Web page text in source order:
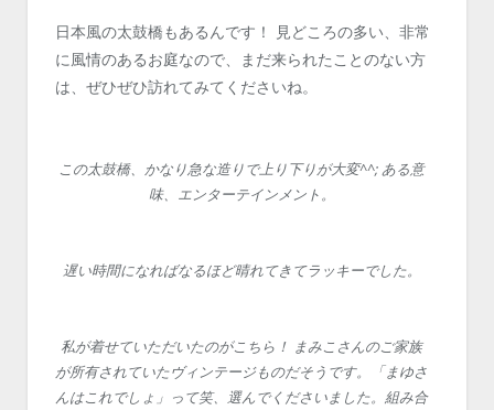
日本風の太鼓橋もあるんです！ 見どころの多い、非常
に風情のあるお庭なので、まだ来られたことのない方
は、ぜひぜひ訪れてみてくださいね。
この太鼓橋、かなり急な造りで上り下りが大変^^; ある意
味、エンターテインメント。
遅い時間になればなるほど晴れてきてラッキーでした。
私が着せていただいたのがこちら！ まみこさんのご家族
が所有されていたヴィンテージものだそうです。「まゆさ
んはこれでしょ」って笑、選んでくださいました。組み合